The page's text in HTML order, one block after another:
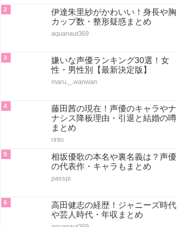
2
伊達朱里紗がかわいい！身長や胸
カップ数・整形疑惑まとめ
aquanaut369
3
嫌いな声優ランキング30選！女
性・男性別【最新決定版】
maru._.wanwan
4
藤田茜の現在！声優のキャラやナ
ナシス降板理由・引退と結婚の噂
まとめ
ririto
5
相坂優歌の本名や裏名義は？声優
の代表作・キャラもまとめ
passpi
6
高田健志の経歴！ジャニーズ時代
や芸人時代・年収まとめ